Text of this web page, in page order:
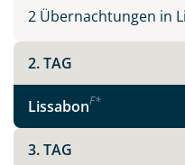
2 Übernachtungen in
2. TAG
LissabonF*
3. TAG